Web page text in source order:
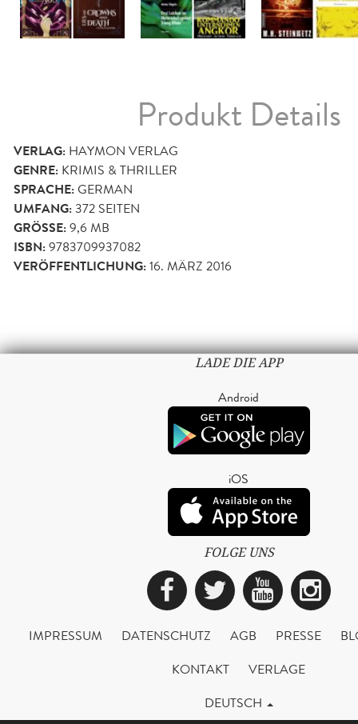
Produkt Details
VERLAG: HAYMON VERLAG
GENRE: KRIMIS & THRILLER
SPRACHE:GERMAN
UMFANG:372 SEITEN
GRÖSSE: 9,6 MB
ISBN:9783709937082
VERÖFFENTLICHUNG:16. MÄRZ 2016
LADE DIE APP
Android
iOS
FOLGE UNS
Facebook
Twitter
IMPRESSUM DATENSCHUTZ AGB PRESSE
KONTAKT
VERLAGE
DEUTSCH